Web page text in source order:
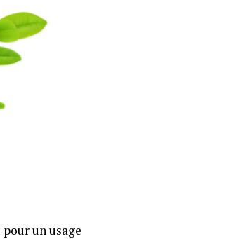
un usage